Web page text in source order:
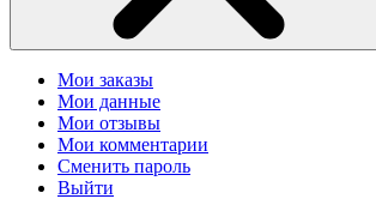
Мои заказы
Мои данные
Мои отзывы
Мои комментарии
Сменить пароль
Выйти